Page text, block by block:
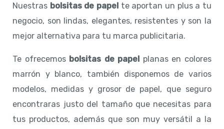
Nuestras bolsitas de papel te aportan un plus a tu
negocio, son lindas, elegantes, resistentes y son la
mejor alternativa para tu marca publicitaria.
Te ofrecemos bolsitas de papel planas en colores
marrón y blanco, también disponemos de varios
modelos, medidas y grosor de papel, que seguro
encontraras justo del tamaño que necesitas para
tus productos, además que son muy versátil a la